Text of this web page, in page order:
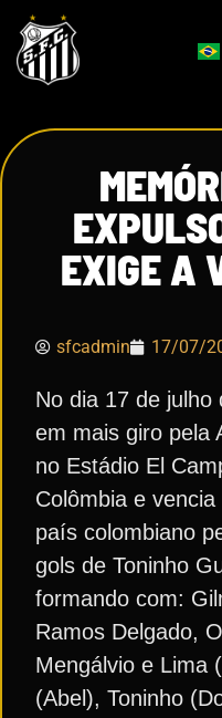
EXIGE A
sfcadmin 17/07/
No dia 17 de julho
em mais giro pela
no Estádio El
Colômbia e
país colombiano
gols de Toninho
formando com:
Ramos Delgado,
Mengálvio e Lima
(Abel), Toninho